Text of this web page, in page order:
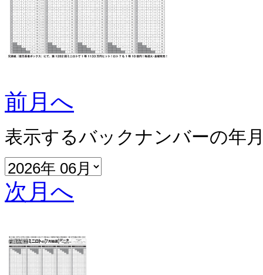
前月へ
表示するバックナンバーの年
次月へ